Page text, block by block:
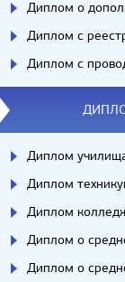
Диплом о
Диплом с
Диплом с
Диплом
Диплом
Диплом
Диплом о
Диплом о